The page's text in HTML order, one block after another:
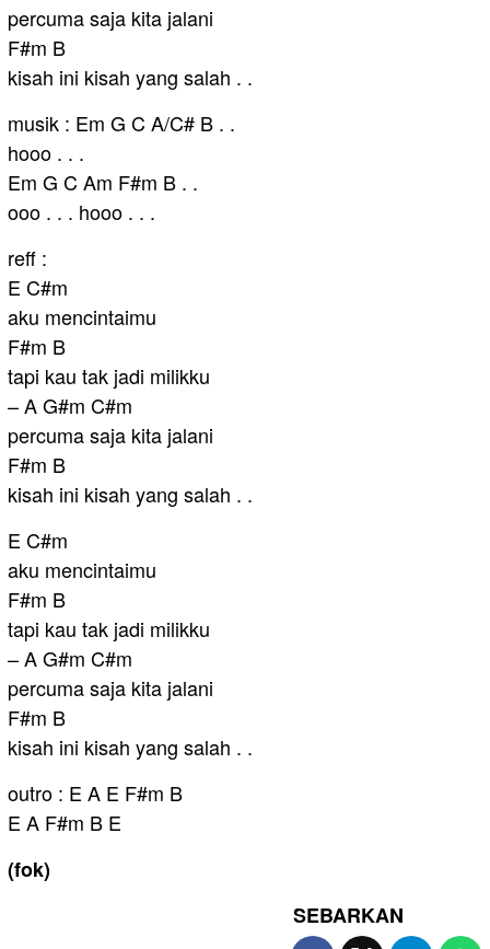
percuma saja kita jalani
F#m B
kisah ini kisah yang salah . .
musik : Em G C A/C# B . .
hooo . . .
Em G C Am F#m B . .
ooo . . . hooo . . .
reff :
E C#m
aku mencintaimu
F#m B
tapi kau tak jadi milikku
– A G#m C#m
percuma saja kita jalani
F#m B
kisah ini kisah yang salah . .
E C#m
aku mencintaimu
F#m B
tapi kau tak jadi milikku
– A G#m C#m
percuma saja kita jalani
F#m B
kisah ini kisah yang salah . .
outro : E A E F#m B
E A F#m B E
(fok)
SEBARKAN